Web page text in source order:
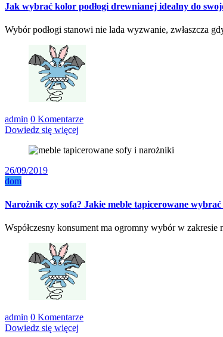
Jak wybrać kolor podłogi drewnianej idealny do
Wybór podłogi stanowi nie lada wyzwanie, zwłaszcza
admin 0 Komentarze
Dowiedz się więcej
26/09/2019
dom
Narożnik czy sofa? Jakie meble tapicerowane wybrać
Współczesny konsument ma ogromny wybór w
admin 0 Komentarze
Dowiedz się więcej